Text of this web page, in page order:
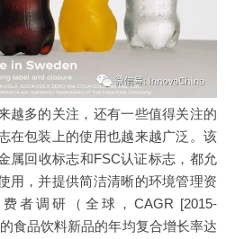
越多的关注，还有一些值得关注的
在包装上的使用也越来越广泛。该
属回收标志和FSC认证标志，都允
用，并提供简洁清晰的环境管理资
者调研（全球，CAGR [2015-
食品饮料新品的年均复合增长率达